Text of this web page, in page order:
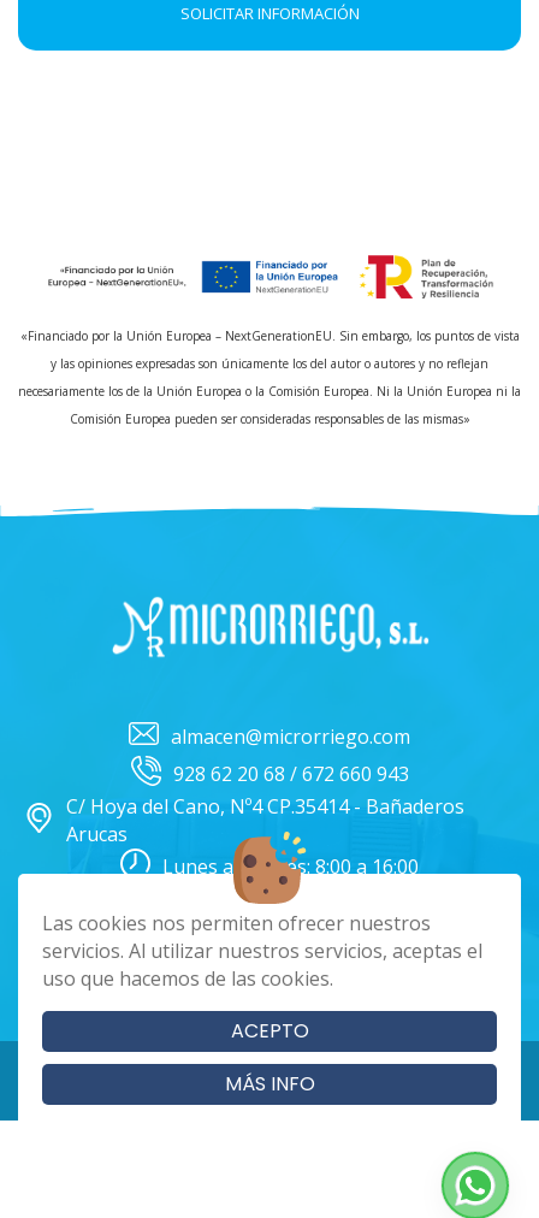
Las cookies nos permiten ofrecer nuestros
servicios. Al utilizar nuestros servicios, aceptas el
uso que hacemos de las cookies.
ACEPTO
MÁS INFO
SOLICITAR INFORMACIÓN
«Financiado por la Unión Europea – NextGenerationEU. Sin embargo, los puntos de vista
y las opiniones expresadas son únicamente los del autor o autores y no reflejan
necesariamente los de la Unión Europea o la Comisión Europea. Ni la Unión Europea ni la
Comisión Europea pueden ser consideradas responsables de las mismas»
almacen@microrriego.com
928 62 20 68 / 672 660 943
C/ Hoya del Cano, Nº4 CP.35414 - Bañaderos
Arucas
Lunes a Viernes: 8:00 a 16:00
Facebook
Cookies|Aviso Legal|Política de Privacidad
Términos y condiciones
Copyright 2024 - Microrriego SL. Todos los derechos reservados
Página realizada porWeb Las Palmas